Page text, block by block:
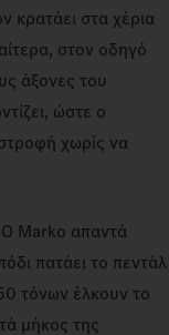
κρατάει στα χέρια
στον οδηγό
άξονες του
ώστε ο
χωρίς να
Marko απαντά
πατάει το πεντάλ
τόνων έλκουν το
μήκος της